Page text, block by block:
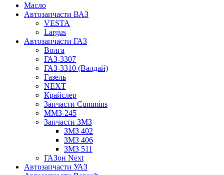
Масло
Автозапчасти ВАЗ
VESTA
Largus
Автозапчасти ГАЗ
Волга
ГАЗ-3307
ГАЗ-3310 (Валдай)
Газель
NEXT
Крайслер
Запчасти Cummins
ММЗ-245
Запчасти ЗМЗ
ЗМЗ 402
ЗМЗ 406
ЗМЗ 511
ГАЗон Next
Автозапчасти УАЗ